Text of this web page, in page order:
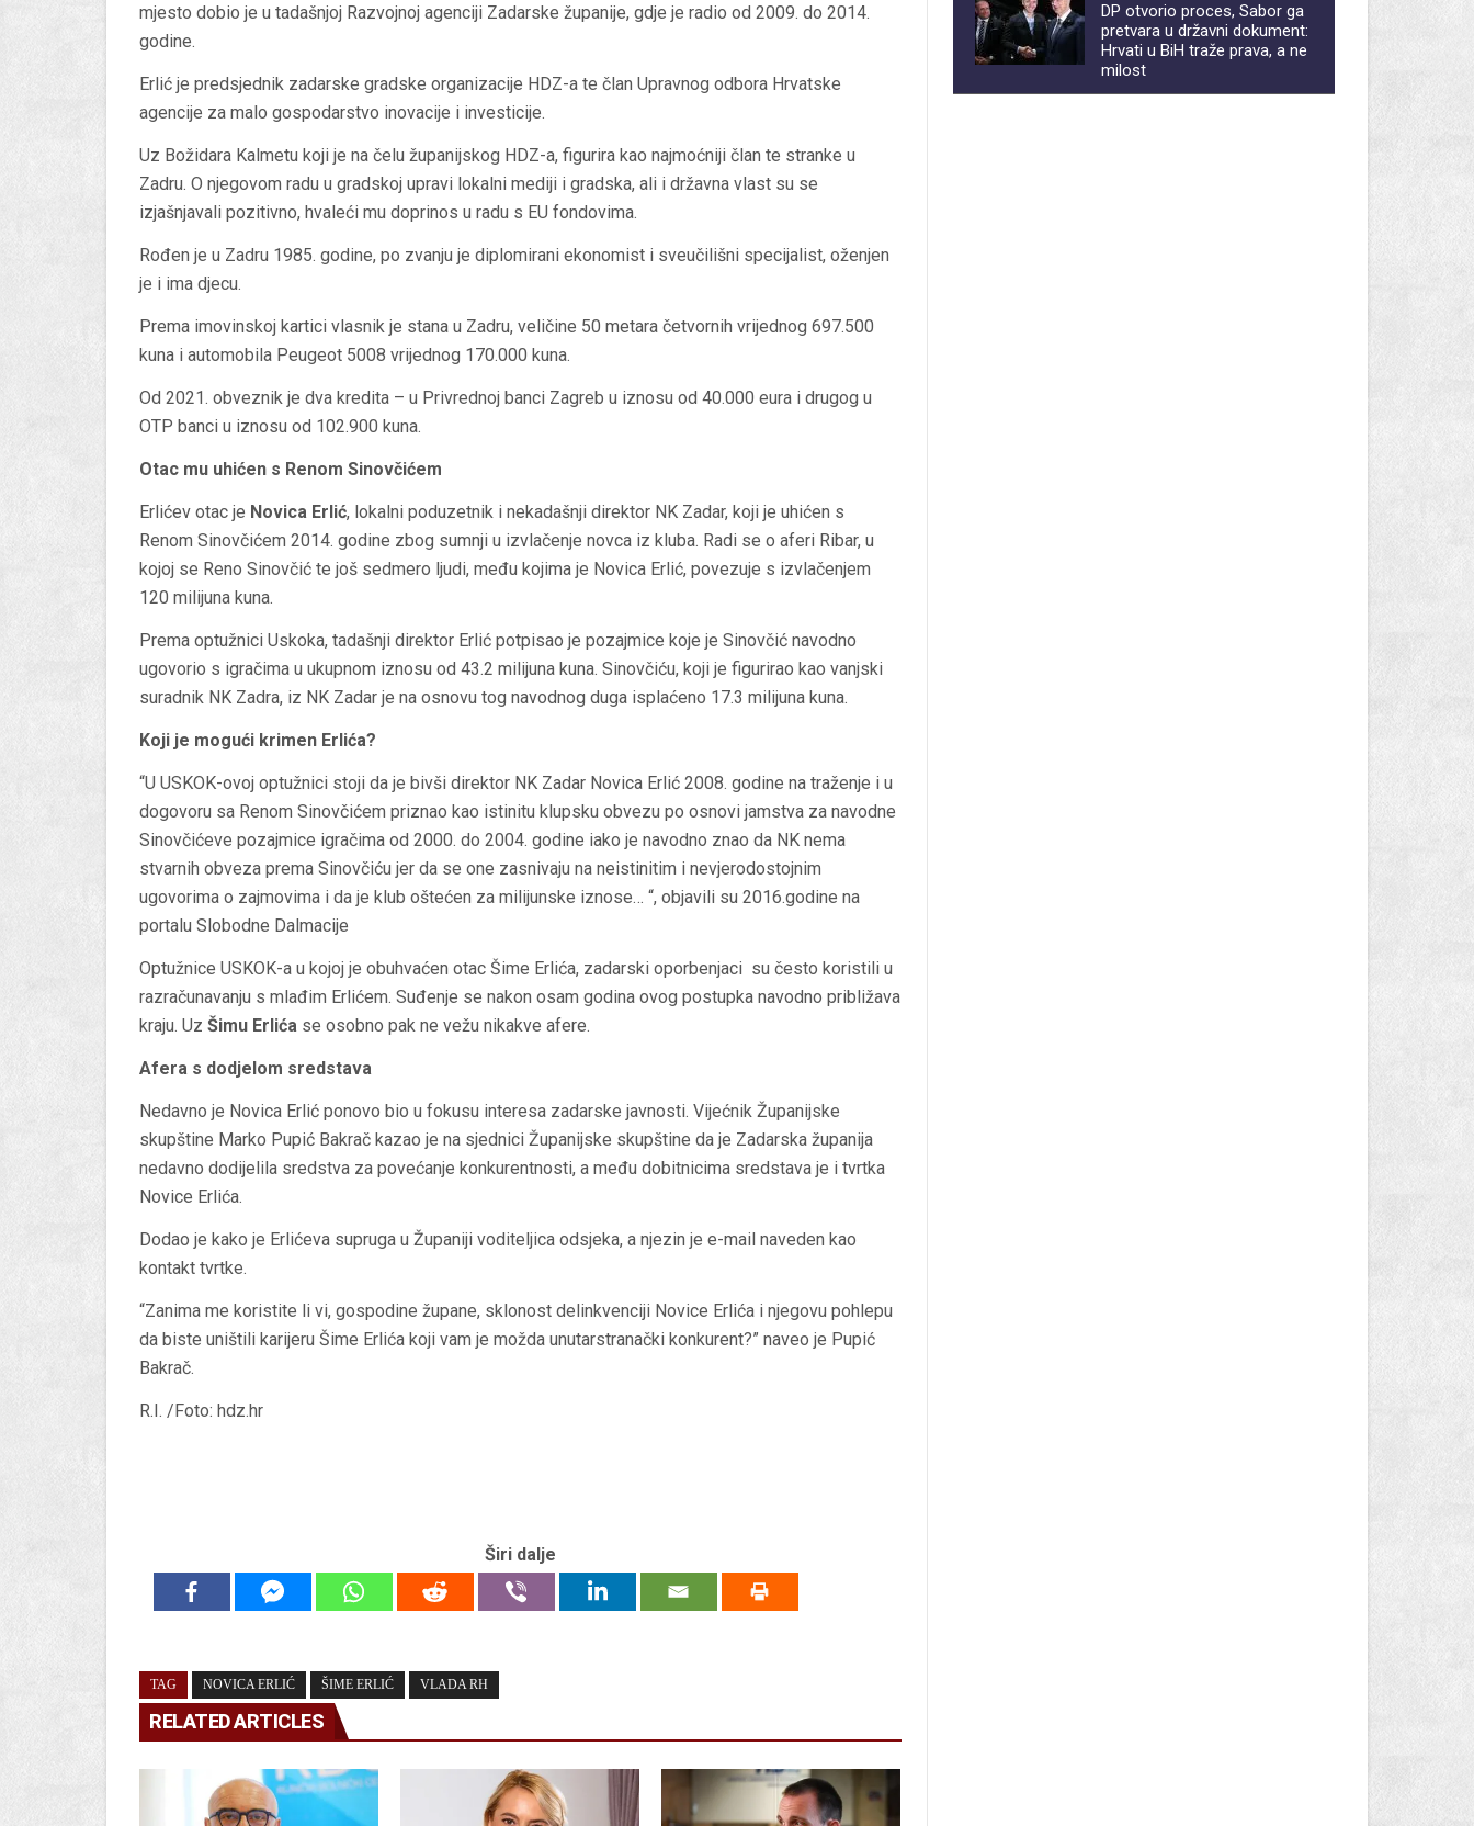
mjesto dobio je u tadašnjoj Razvojnoj agenciji Zadarske županije, gdje je radio od 2009. do 2014.
godine.
Erlić je predsjednik zadarske gradske organizacije HDZ-a te član Upravnog odbora Hrvatske
agencije za malo gospodarstvo inovacije i investicije.
Uz Božidara Kalmetu koji je na čelu županijskog HDZ-a, figurira kao najmoćniji član te stranke u
Zadru. O njegovom radu u gradskoj upravi lokalni mediji i gradska, ali i državna vlast su se
izjašnjavali pozitivno, hvaleći mu doprinos u radu s EU fondovima.
Rođen je u Zadru 1985. godine, po zvanju je diplomirani ekonomist i sveučilišni specijalist, oženjen
je i ima djecu.
Prema imovinskoj kartici vlasnik je stana u Zadru, veličine 50 metara četvornih vrijednog 697.500
kuna i automobila Peugeot 5008 vrijednog 170.000 kuna.
Od 2021. obveznik je dva kredita – u Privrednoj banci Zagreb u iznosu od 40.000 eura i drugog u
OTP banci u iznosu od 102.900 kuna.
Otac mu uhićen s Renom Sinovčićem
Erlićev otac je Novica Erlić, lokalni poduzetnik i nekadašnji direktor NK Zadar, koji je uhićen s
Renom Sinovčićem 2014. godine zbog sumnji u izvlačenje novca iz kluba. Radi se o aferi Ribar, u
kojoj se Reno Sinovčić te još sedmero ljudi, među kojima je Novica Erlić, povezuje s izvlačenjem
120 milijuna kuna.
Prema optužnici Uskoka, tadašnji direktor Erlić potpisao je pozajmice koje je Sinovčić navodno
ugovorio s igračima u ukupnom iznosu od 43.2 milijuna kuna. Sinovčiću, koji je figurirao kao vanjski
suradnik NK Zadra, iz NK Zadar je na osnovu tog navodnog duga isplaćeno 17.3 milijuna kuna.
Koji je mogući krimen Erlića?
“U USKOK-ovoj optužnici stoji da je bivši direktor NK Zadar Novica Erlić 2008. godine na traženje i u
dogovoru sa Renom Sinovčićem priznao kao istinitu klupsku obvezu po osnovi jamstva za navodne
Sinovčićeve pozajmice igračima od 2000. do 2004. godine iako je navodno znao da NK nema
stvarnih obveza prema Sinovčiću jer da se one zasnivaju na neistinitim i nevjerodostojnim
ugovorima o zajmovima i da je klub oštećen za milijunske iznose… “, objavili su 2016.godine na
portalu Slobodne Dalmacije
Optužnice USKOK-a u kojoj je obuhvaćen otac Šime Erlića, zadarski oporbenjaci su često koristili u
razračunavanju s mlađim Erlićem. Suđenje se nakon osam godina ovog postupka navodno približava
kraju. Uz Šimu Erlića se osobno pak ne vežu nikakve afere.
Afera s dodjelom sredstava
Nedavno je Novica Erlić ponovo bio u fokusu interesa zadarske javnosti. Vijećnik Županijske
skupštine Marko Pupić Bakrač kazao je na sjednici Županijske skupštine da je Zadarska županija
nedavno dodijelila sredstva za povećanje konkurentnosti, a među dobitnicima sredstava je i tvrtka
Novice Erlića.
Dodao je kako je Erlićeva supruga u Županiji voditeljica odsjeka, a njezin je e-mail naveden kao
kontakt tvrtke.
“Zanima me koristite li vi, gospodine župane, sklonost delinkvenciji Novice Erlića i njegovu pohlepu
da biste uništili karijeru Šime Erlića koji vam je možda unutarstranački konkurent?” naveo je Pupić
Bakrač.
R.I. /Foto: hdz.hr
Širi dalje
TAG NOVICA ERLIĆ ŠIME ERLIĆ VLADA RH
RELATED ARTICLES
DP otvorio proces, Sabor ga
pretvara u državni dokument:
Hrvati u BiH traže prava, a ne
milost